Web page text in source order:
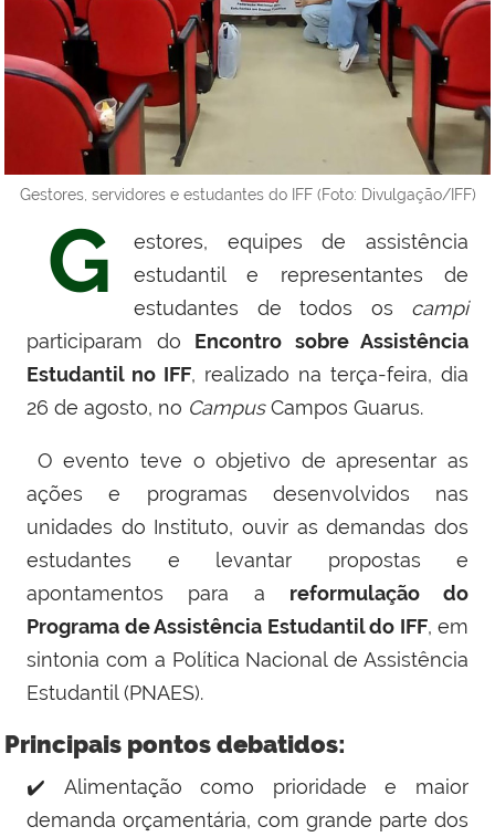
Gestores, servidores e estudantes do IFF (Foto: Divulgação/IFF)
G
estores, equipes de assistência
estudantil e representantes de
estudantes de todos os campi
participaram do Encontro sobre Assistência
Estudantil no IFF, realizado na terça-feira, dia
26 de agosto, no Campus Campos Guarus.
O evento teve o objetivo de apresentar as
ações e programas desenvolvidos nas
unidades do Instituto, ouvir as demandas dos
estudantes e levantar propostas e
apontamentos para a reformulação do
Programa de Assistência Estudantil do IFF, em
sintonia com a Política Nacional de Assistência
Estudantil (PNAES).
Principais pontos debatidos:
✔️ Alimentação como prioridade e maior
demanda orçamentária, com grande parte dos